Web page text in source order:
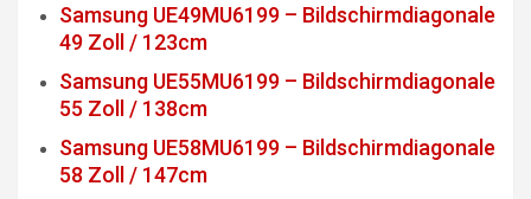
Samsung UE49MU6199 – Bildschirmdiagonale
49 Zoll / 123cm
Samsung UE55MU6199 – Bildschirmdiagonale
55 Zoll / 138cm
Samsung UE58MU6199 – Bildschirmdiagonale
58 Zoll / 147cm